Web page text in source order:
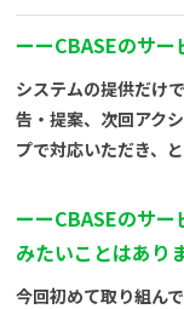
ーーCBASEのサー
システムの提供だけ
告・提案、次回アク
プで対応いただき、
ーーCBASEのサ
みたいことはあり
今回初めて取り組ん